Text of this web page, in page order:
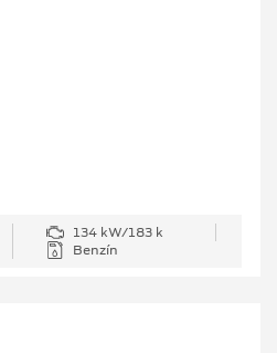
134 kW/183 k
Benzín